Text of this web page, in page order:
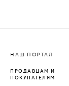
НАШ ПОРТАЛ
ПРОДАВЦАМ И
ПОКУПАТЕЛЯМ